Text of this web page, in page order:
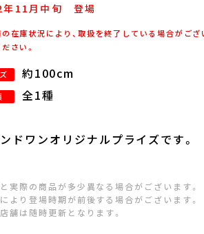
11月 中旬 登場
在庫状況により、取扱を終了している場合がご
さい。
約100cm
全1種
ドワンオリジナルプライズです。
と実際の商品が多少異なる場合がございます。
により登場時期が前後する場合がございます。
店舗は随時更新となります。